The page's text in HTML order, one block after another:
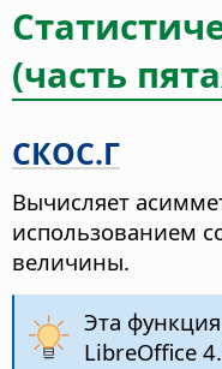
(часть
СКОС.Г
Вычисляет
использованием
величины.
Эта
LibreOffice